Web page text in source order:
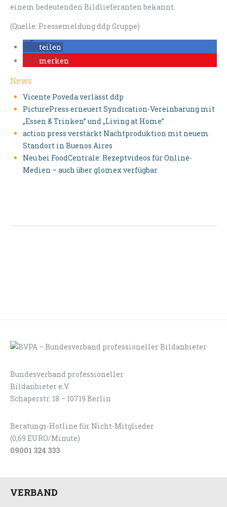
einem bedeutenden Bildlieferanten bekannt.
(Quelle: Pressemeldung ddp Gruppe)
teilen
merken
News
Vicente Poveda verlässt ddp
PicturePress erneuert Syndication-Vereinbarung mit
„Essen & Trinken” und „Living at Home”
action press verstärkt Nachtproduktion mit neuem
Standort in Buenos Aires
Neu bei FoodCentrale: Rezeptvideos für Online-
Medien – auch über glomex verfügbar
Bundesverband professioneller
Bildanbieter e.V.
Schaperstr. 18 – 10719 Berlin
Beratungs-Hotline für Nicht-Mitglieder
(0,69 EURO/Minute)
09001 324 333
VERBAND